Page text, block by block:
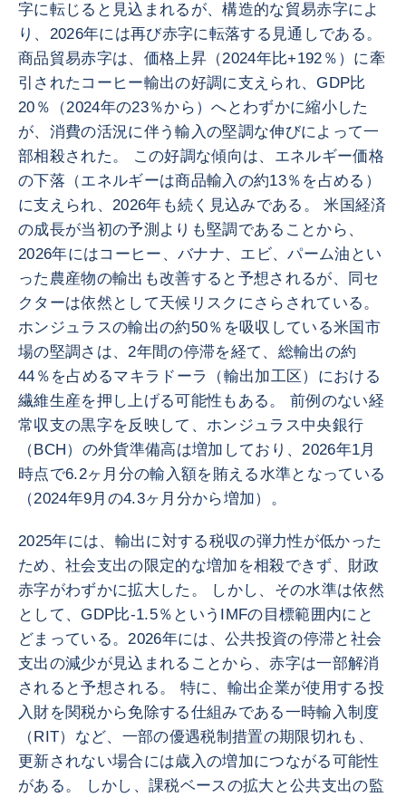
字に転じると見込まれるが、構造的な貿易赤字によ
り、2026年には再び赤字に転落する見通しである。
商品貿易赤字は、価格上昇（2024年比+192％）に牽
引されたコーヒー輸出の好調に支えられ、GDP比
20％（2024年の23％から）へとわずかに縮小した
が、消費の活況に伴う輸入の堅調な伸びによって一
部相殺された。 この好調な傾向は、エネルギー価格
の下落（エネルギーは商品輸入の約13％を占める）
に支えられ、2026年も続く見込みである。 米国経済
の成長が当初の予測よりも堅調であることから、
2026年にはコーヒー、バナナ、エビ、パーム油とい
った農産物の輸出も改善すると予想されるが、同セ
クターは依然として天候リスクにさらされている。
ホンジュラスの輸出の約50％を吸収している米国市
場の堅調さは、2年間の停滞を経て、総輸出の約
44％を占めるマキラドーラ（輸出加工区）における
繊維生産を押し上げる可能性もある。 前例のない経
常収支の黒字を反映して、ホンジュラス中央銀行
（BCH）の外貨準備高は増加しており、2026年1月
時点で6.2ヶ月分の輸入額を賄える水準となっている
（2024年9月の4.3ヶ月分から増加）。
2025年には、輸出に対する税収の弾力性が低かった
ため、社会支出の限定的な増加を相殺できず、財政
赤字がわずかに拡大した。 しかし、その水準は依然
として、GDP比-1.5％というIMFの目標範囲内にと
どまっている。2026年には、公共投資の停滞と社会
支出の減少が見込まれることから、赤字は一部解消
されると予想される。 特に、輸出企業が使用する投
入財を関税から免除する仕組みである一時輸入制度
（RIT）など、一部の優遇税制措置の期限切れも、
更新されない場合には歳入の増加につながる可能性
がある。 しかし、課税ベースの拡大と公共支出の監